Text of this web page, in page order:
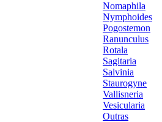
Nomaphila
Nymphoides
Pogostemon
Ranunculus
Rotala
Sagitaria
Salvinia
Staurogyne
Vallisneria
Vesicularia
Outras